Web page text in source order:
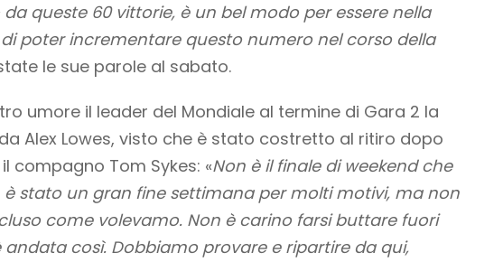
queste 60 vittorie, è un bel modo per essere nella
poter incrementare questo numero nel corso della
le sue parole al sabato.
umore il leader del Mondiale al termine di Gara 2 la
Alex Lowes, visto che è stato costretto al ritiro dopo
compagno Tom Sykes: «Non è il finale di weekend che
stato un gran fine settimana per molti motivi, ma non
come volevamo. Non è carino farsi buttare fuori
andata così. Dobbiamo provare e ripartire da qui,